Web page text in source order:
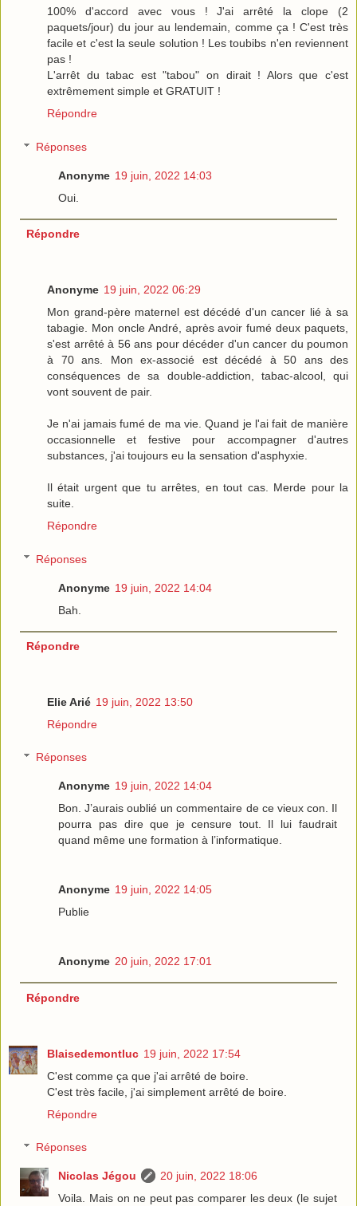
100% d'accord avec vous ! J'ai arrêté la clope (2
paquets/jour) du jour au lendemain, comme ça ! C'est très
facile et c'est la seule solution ! Les toubibs n'en reviennent
pas !
L'arrêt du tabac est "tabou" on dirait ! Alors que c'est
extrêmement simple et GRATUIT !
Répondre
Réponses
Anonyme 19 juin, 2022 14:03
Oui.
Répondre
Anonyme 19 juin, 2022 06:29
Mon grand-père maternel est décédé d'un cancer lié à sa
tabagie. Mon oncle André, après avoir fumé deux paquets,
s'est arrêté à 56 ans pour décéder d'un cancer du poumon
à 70 ans. Mon ex-associé est décédé à 50 ans des
conséquences de sa double-addiction, tabac-alcool, qui
vont souvent de pair.
Je n'ai jamais fumé de ma vie. Quand je l'ai fait de manière
occasionnelle et festive pour accompagner d'autres
substances, j'ai toujours eu la sensation d'asphyxie.
Il était urgent que tu arrêtes, en tout cas. Merde pour la
suite.
Répondre
Réponses
Anonyme 19 juin, 2022 14:04
Bah.
Répondre
Elie Arié 19 juin, 2022 13:50
Répondre
Réponses
Anonyme 19 juin, 2022 14:04
Bon. J’aurais oublié un commentaire de ce vieux con. Il
pourra pas dire que je censure tout. Il lui faudrait
quand même une formation à l’informatique.
Anonyme 19 juin, 2022 14:05
Publie
Anonyme 20 juin, 2022 17:01
Répondre
Blaisedemontluc 19 juin, 2022 17:54
C'est comme ça que j'ai arrêté de boire.
C'est très facile, j'ai simplement arrêté de boire.
Répondre
Réponses
Nicolas Jégou
20 juin, 2022 18:06
Voila. Mais on ne peut pas comparer les deux (le sujet